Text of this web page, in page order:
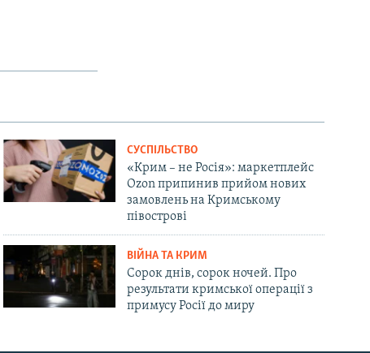
СУСПІЛЬСТВО
«Крим – не Росія»: маркетплейс
Ozon припинив прийом нових
замовлень на Кримському
півострові
ВІЙНА ТА КРИМ
Сорок днів, сорок ночей. Про
результати кримської операції з
примусу Росії до миру